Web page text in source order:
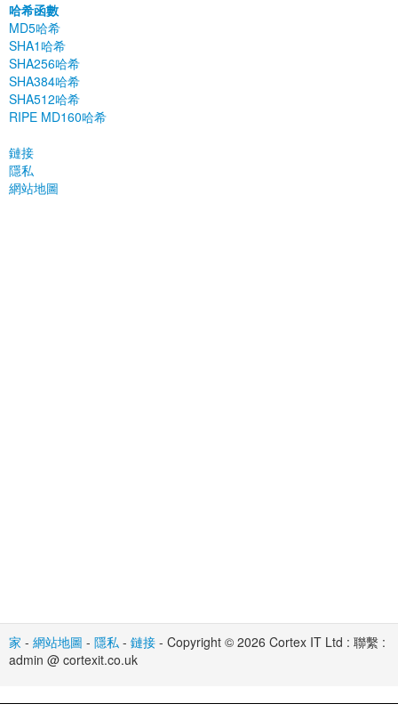
哈希函數
MD5哈希
SHA1哈希
SHA256哈希
SHA3​​84哈希
SHA512哈希
RIPE MD160哈希
鏈接
隱私
網站地圖
家 - 網站地圖 - 隱私 - 鏈接 - Copyright © 2026 Cortex IT Ltd : 聯繫 :
admin @ cortexit.co.uk